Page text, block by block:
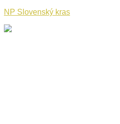
NP Slovenský kras